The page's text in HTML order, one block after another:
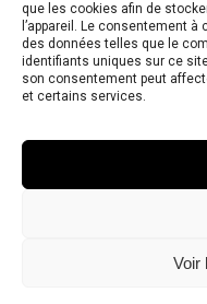
que les cookies afin de
l’appareil. Le consentement
des données telles que le
identifiants uniques sur ce
son consentement peut
et certains services.
Voir
Notre agence
Nos expertises